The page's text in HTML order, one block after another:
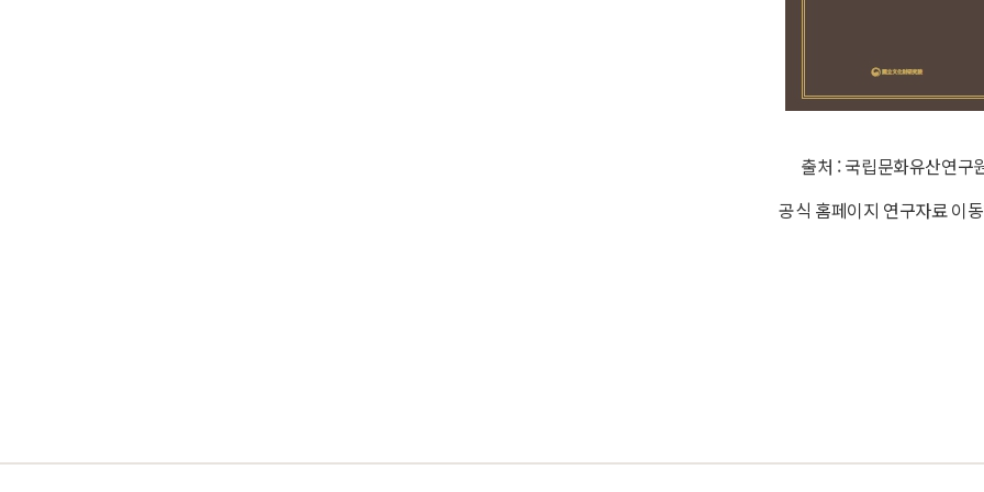
출처 : 국립문화유산연구
공식 홈페이지 연구자료 이